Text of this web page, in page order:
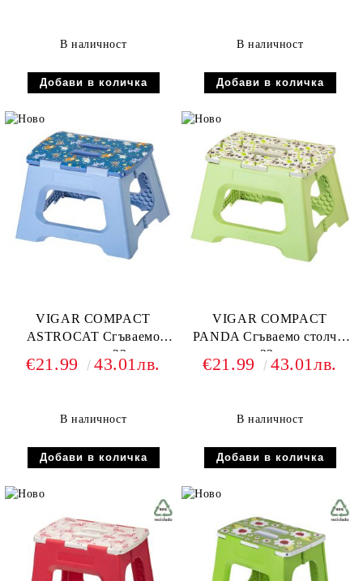
В наличност В наличност
VIGAR COMPACT
ASTROCAT Сгъваемо
столче, стъпало 23см, син
€21.99 43.01лв.
В наличност
VIGAR COMPACT
PANDA Сгъваемо столче,
стъпало 23см, панда
€21.99 43.01лв.
В наличност